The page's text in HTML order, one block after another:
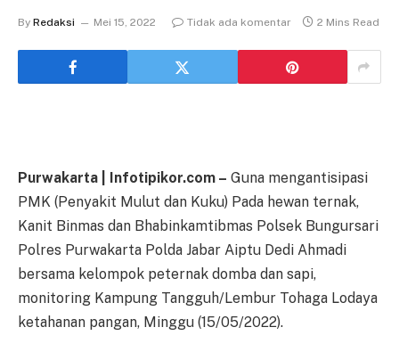
By Redaksi Mei 15, 2022 Tidak ada komentar 2 Mins Read
Purwakarta | Infotipikor.com – Guna mengantisipasi
PMK (Penyakit Mulut dan Kuku) Pada hewan ternak,
Kanit Binmas dan Bhabinkamtibmas Polsek Bungursari
Polres Purwakarta Polda Jabar Aiptu Dedi Ahmadi
bersama kelompok peternak domba dan sapi,
monitoring Kampung Tangguh/Lembur Tohaga Lodaya
ketahanan pangan, Minggu (15/05/2022).